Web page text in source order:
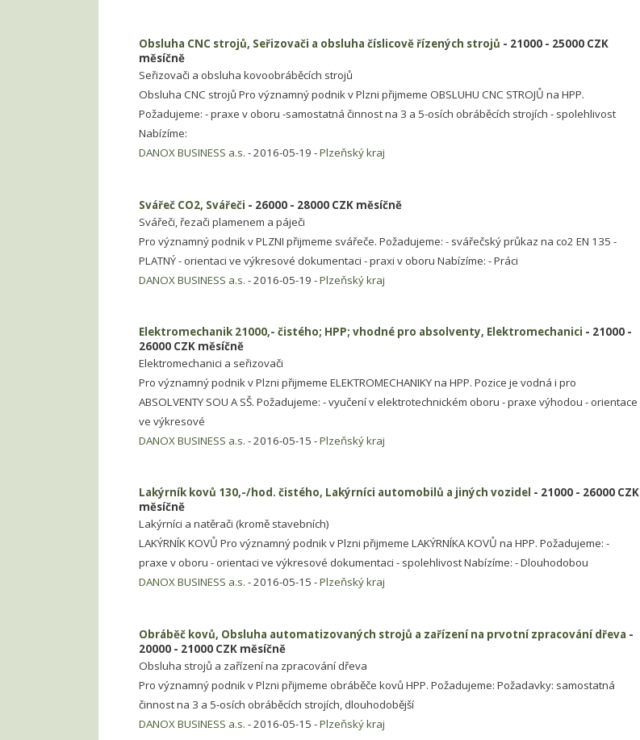
Obsluha CNC strojů, Seřizovači a obsluha číslicově řízených strojů - 21000 - 25000 CZK
měsíčně
Seřizovači a obsluha kovoobráběcích strojů
Obsluha CNC strojů Pro významný podnik v Plzni přijmeme OBSLUHU CNC STROJŮ na HPP.
Požadujeme: - praxe v oboru -samostatná činnost na 3 a 5-osích obráběcích strojích - spolehlivost
Nabízíme:
DANOX BUSINESS a.s. - 2016-05-19 -Plzeňský kraj
Svářeč CO2, Svářeči - 26000 - 28000 CZK měsíčně
Svářeči, řezači plamenem a páječi
Pro významný podnik v PLZNI přijmeme svářeče. Požadujeme: - svářečský průkaz na co2 EN 135 -
PLATNÝ - orientaci ve výkresové dokumentaci - praxi v oboru Nabízíme: - Práci
DANOX BUSINESS a.s. - 2016-05-19 -Plzeňský kraj
Elektromechanik 21000,- čistého; HPP; vhodné pro absolventy, Elektromechanici - 21000 -
26000 CZK měsíčně
Elektromechanici a seřizovači
Pro významný podnik v Plzni přijmeme ELEKTROMECHANIKY na HPP. Pozice je vodná i pro
ABSOLVENTY SOU A SŠ. Požadujeme: - vyučení v elektrotechnickém oboru - praxe výhodou - orientace
ve výkresové
DANOX BUSINESS a.s. - 2016-05-15 -Plzeňský kraj
Lakýrník kovů 130,-/hod. čistého, Lakýrníci automobilů a jiných vozidel - 21000 - 26000 CZK
měsíčně
Lakýrníci a natěrači (kromě stavebních)
LAKÝRNÍK KOVŮ Pro významný podnik v Plzni přijmeme LAKÝRNÍKA KOVŮ na HPP. Požadujeme: -
praxe v oboru - orientaci ve výkresové dokumentaci - spolehlivost Nabízíme: - Dlouhodobou
DANOX BUSINESS a.s. - 2016-05-15 -Plzeňský kraj
Obráběč kovů, Obsluha automatizovaných strojů a zařízení na prvotní zpracování dřeva -
20000 - 21000 CZK měsíčně
Obsluha strojů a zařízení na zpracování dřeva
Pro významný podnik v Plzni přijmeme obráběče kovů HPP. Požadujeme: Požadavky: samostatná
činnost na 3 a 5-osích obráběcích strojích, dlouhodobější
DANOX BUSINESS a.s. - 2016-05-15 -Plzeňský kraj